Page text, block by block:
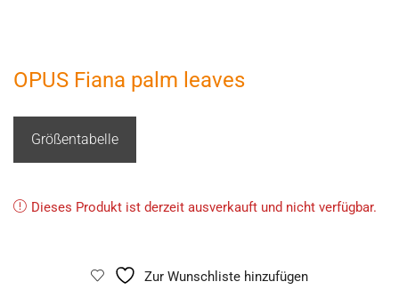
OPUS Fiana palm leaves
Größentabelle
Dieses Produkt ist derzeit ausverkauft und nicht verfügbar.
Zur Wunschliste hinzufügen